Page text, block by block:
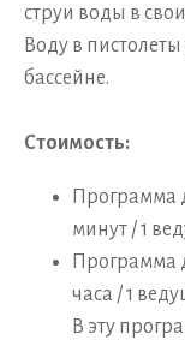
струи воды в
Воду в
бассейне.
Стоимость:
Программа
минут / 1
Программа
часа / 1
В эту